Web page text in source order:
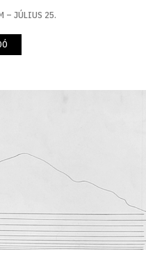
– JÚLIUS 25.